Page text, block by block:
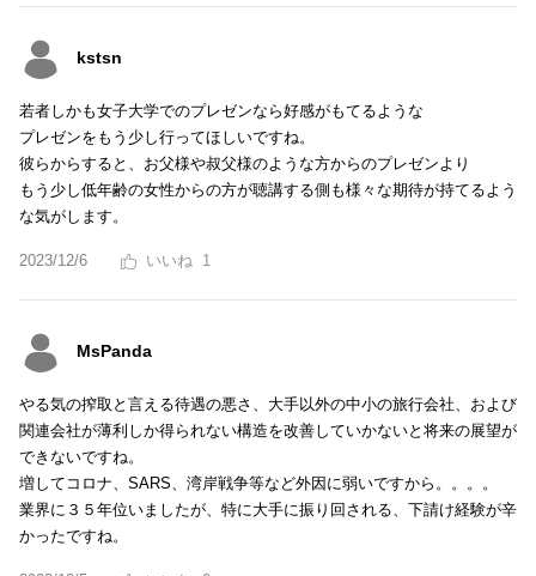
kstsn
若者しかも女子大学でのプレゼンなら好感がもてるような
プレゼンをもう少し行ってほしいですね。
彼らからすると、お父様や叔父様のような方からのプレゼンより
もう少し低年齢の女性からの方が聴講する側も様々な期待が持てるよう
な気がします。
2023/12/6 1
MsPanda
やる気の搾取と言える待遇の悪さ、大手以外の中小の旅行会社、および
関連会社が薄利しか得られない構造を改善していかないと将来の展望が
できないですね。
増してコロナ、SARS、湾岸戦争等など外因に弱いですから。。。。
業界に３５年位いましたが、特に大手に振り回される、下請け経験が辛
かったですね。